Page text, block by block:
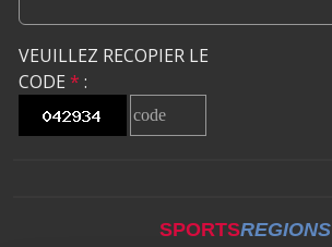
VEUILLEZ RECOPIER LE
CODE * :
SPORTSREGIONS